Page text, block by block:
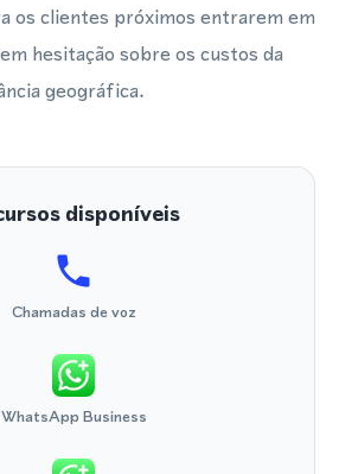
os clientes próximos entrarem em
hesitação sobre os custos da
geográfica.
disponíveis
Chamadas de voz
WhatsApp Business